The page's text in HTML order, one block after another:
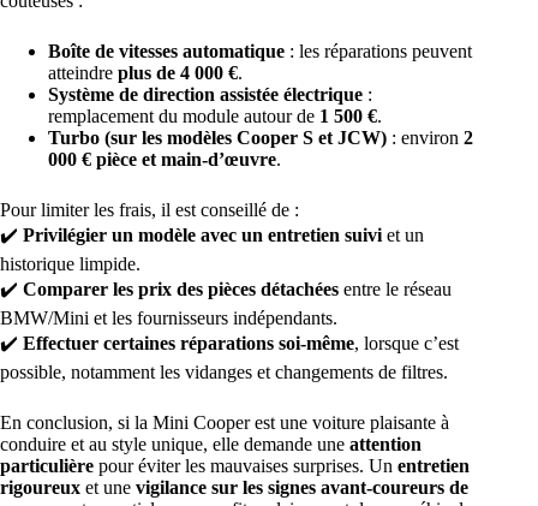
Boîte de vitesses automatique : les réparations peuvent
atteindre plus de 4 000 €.
Système de direction assistée électrique :
remplacement du module autour de 1 500 €.
Turbo (sur les modèles Cooper S et JCW) : environ 2
000 € pièce et main-d’œuvre.
Pour limiter les frais, il est conseillé de :
✔️ Privilégier un modèle avec un entretien suivi et un
historique limpide.
✔️ Comparer les prix des pièces détachées entre le réseau
BMW/Mini et les fournisseurs indépendants.
✔️ Effectuer certaines réparations soi-même, lorsque c’est
possible, notamment les vidanges et changements de filtres.
En conclusion, si la Mini Cooper est une voiture plaisante à
conduire et au style unique, elle demande une attention
particulière pour éviter les mauvaises surprises. Un entretien
rigoureux et une vigilance sur les signes avant-coureurs de